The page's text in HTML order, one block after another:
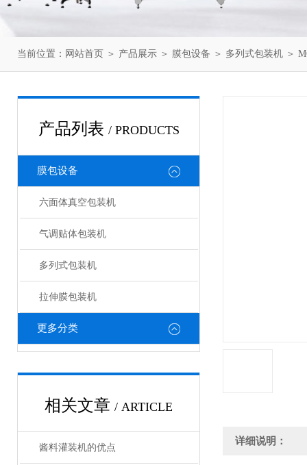
当前位置： 网站首页 ＞ 产品展示 ＞ 膜包设备 ＞ 多列式包装机 ＞
产品列表 / PRODUCTS
膜包设备
六面体真空包装机
气调贴体包装机
多列式包装机
拉伸膜包装机
更多分类
相关文章 / ARTICLE
酱料灌装机的优点
详细说明：